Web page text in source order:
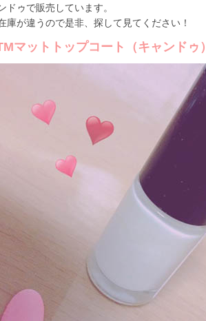
ドゥで販売しています。
庫が違うので是非、探して見てください！
マットトップコート（キャンドゥ）